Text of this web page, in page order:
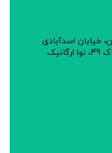
خیابان اسدآبادی
(یوسف آباد)، بین خیابان 9 و 11 پلاک 49، نوا ارگانیک